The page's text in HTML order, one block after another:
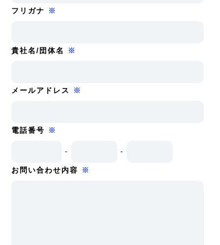
フリガナ ※
貴社名/団体名 ※
メールアドレス ※
電話番号 ※
- -
お問い合わせ内容 ※